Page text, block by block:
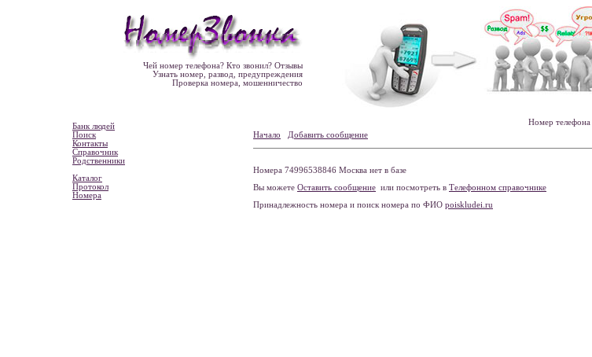
Чей номер телефона? Кто звонил? Отзывы
Узнать номер, развод, предупреждения
Проверка номера, мошенничество
Банк людей
Поиск
Контакты
Справочник
Родственники
Каталог
Протокол
Номера
Номер телефона
Начало
Добавить сообщение
Номера 74996538846 Москва нет в базе
Вы можете Оставить сообщение или посмотреть в Телефонном справочнике
Принадлежность номера и поиск номера по ФИО poiskludei.ru